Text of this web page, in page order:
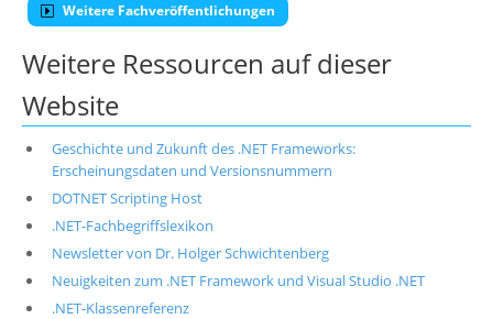
Weitere Fachveröffentlichungen
Weitere Ressourcen auf dieser
Website
Geschichte und Zukunft des .NET Frameworks:
Erscheinungsdaten und Versionsnummern
DOTNET Scripting Host
.NET-Fachbegriffslexikon
Newsletter von Dr. Holger Schwichtenberg
Neuigkeiten zum .NET Framework und Visual Studio .NET
.NET-Klassenreferenz